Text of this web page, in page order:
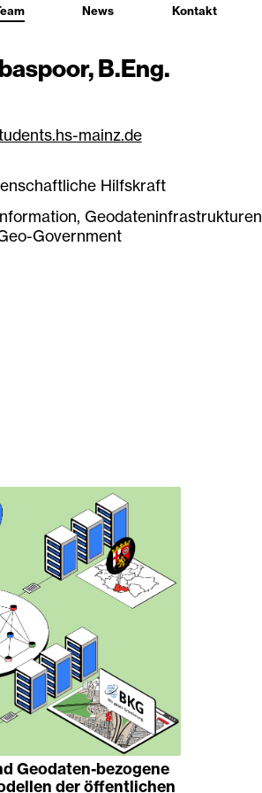
News Kontakt
B.Eng.
mainz.de
Hilfskraft
Geodateninfrastrukturen
Government
Geodaten-bezogene
der öffentlichen